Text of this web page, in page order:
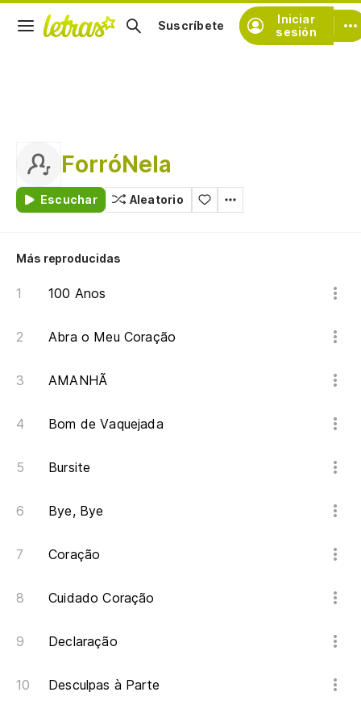
Iniciar
sesión
Suscríbete
ForróNela
Escuchar Aleatorio
Más reproducidas
100 Anos
Abra o Meu Coração
AMANHÃ
Bom de Vaquejada
Bursite
Bye, Bye
Coração
Cuidado Coração
Declaração
Desculpas à Parte